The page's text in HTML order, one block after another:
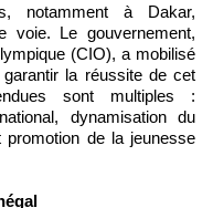
notamment à Dakar,
voie. Le gouvernement,
(CIO), a mobilisé
la réussite de cet
sont multiples :
dynamisation du
promotion de la jeunesse